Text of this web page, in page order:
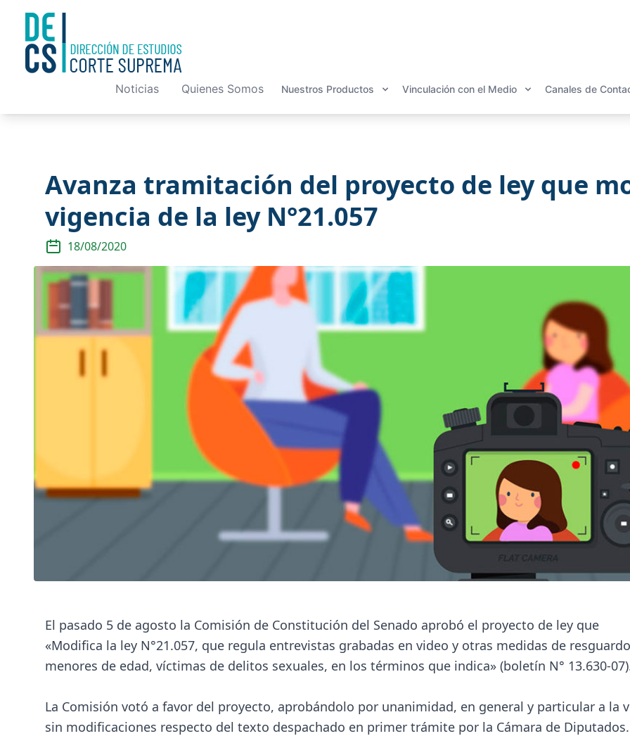
Noticias Quienes Somos Nuestros Productos Vinculación con el Medio Canales de
Avanza tramitación del proyecto de ley que
vigencia de la ley N°21.057
18/08/2020
El pasado 5 de agosto la Comisión de Constitución del Senado aprobó el proyecto de ley que
«Modifica la ley N°21.057, que regula entrevistas grabadas en video y otras medidas de
menores de edad, víctimas de delitos sexuales, en los términos que indica» (boletín N° 13.630-
La Comisión votó a favor del proyecto, aprobándolo por unanimidad, en general y particular a la
sin modificaciones respecto del texto despachado en primer trámite por la Cámara de Diputados.